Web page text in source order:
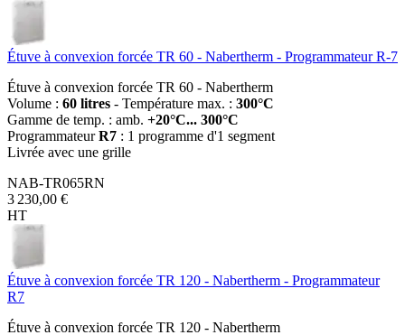
Étuve à convexion forcée TR 60 - Nabertherm - Programmateur R-7
Étuve à convexion forcée TR 60 - Nabertherm
Volume : 60 litres - Température max. : 300°C
Gamme de temp. : amb. +20°C... 300°C
ProgrammateurR7 : 1 programme d'1 segment
Livrée avec une grille
NAB-TR065RN
3 230,00 €
HT
Étuve à convexion forcée TR 120 - Nabertherm - Programmateur
R7
Étuve à convexion forcée TR 120 - Nabertherm